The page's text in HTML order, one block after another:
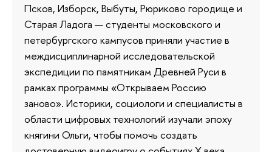
Псков, Изборск, Выбуты, Рюриково городище и
Старая Ладога — студенты московского и
петербургского кампусов приняли участие в
междисциплинарной исследовательской
экспедиции по памятникам Древней Руси в
рамках программы «Открываем Россию
заново». Историки, социологи и специалисты в
области цифровых технологий изучали эпоху
княгини Ольги, чтобы помочь создать